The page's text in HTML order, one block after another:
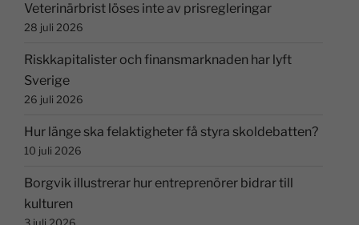
Veterinärbrist löses inte av prisregleringar
28 juli 2026
Riskkapitalister och finansmarknaden har lyft
Sverige
26 juli 2026
Hur länge ska felaktigheter få styra skoldebatten?
10 juli 2026
Borgvik illustrerar hur entreprenörer bidrar till
kulturen